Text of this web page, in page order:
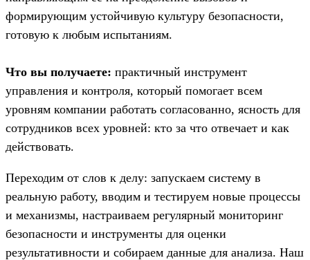
формирующим устойчивую культуру безопасности,
готовую к любым испытаниям.
Что вы получаете: практичный инструмент
управления и контроля, который помогает всем
уровням компании работать согласованно, ясность для
сотрудников всех уровней: кто за что отвечает и как
действовать.
Переходим от слов к делу: запускаем систему в
реальную работу, вводим и тестируем новые процессы
и механизмы, настраиваем регулярный мониторинг
безопасности и инструменты для оценки
результативности и собираем данные для анализа. Наш